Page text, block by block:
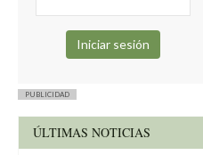
PUBLICIDAD
ÚLTIMAS NOTICIAS